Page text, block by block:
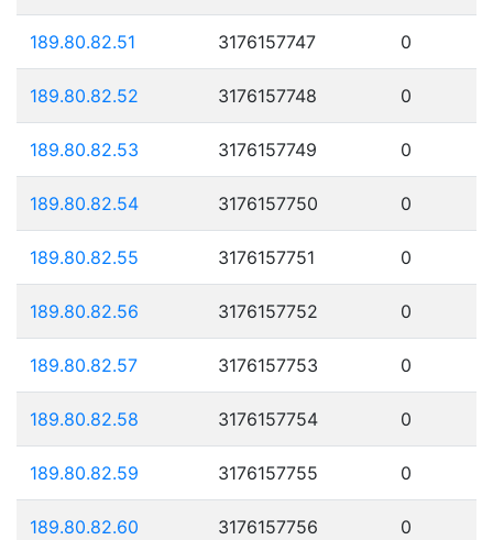
189.80.82.51 3176157747 0
189.80.82.52 3176157748 0
189.80.82.53 3176157749 0
189.80.82.54 3176157750 0
189.80.82.55 3176157751 0
189.80.82.56 3176157752 0
189.80.82.57 3176157753 0
189.80.82.58 3176157754 0
189.80.82.59 3176157755 0
189.80.82.60 3176157756 0